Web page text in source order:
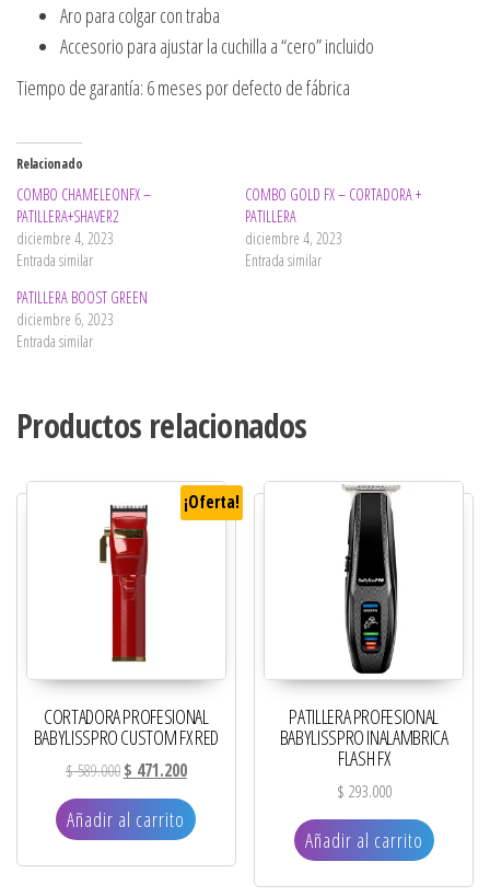
Aro para colgar con traba
Accesorio para ajustar la cuchilla a “cero” incluido
Tiempo de garantía: 6 meses por defecto de fábrica
Relacionado
COMBO CHAMELEONFX –
PATILLERA+SHAVER2
diciembre 4, 2023
Entrada similar
COMBO GOLD FX – CORTADORA +
PATILLERA
diciembre 4, 2023
Entrada similar
PATILLERA BOOST GREEN
diciembre 6, 2023
Entrada similar
Productos relacionados
¡Oferta!
CORTADORA PROFESIONAL
BABYLISSPRO CUSTOM FX RED
$589.000El precio original era: $ 589.000.
$ 471.200El precio actual es: $ 471.200.
Añadir al carrito
PATILLERA PROFESIONAL
BABYLISSPRO INALAMBRICA
FLASH FX
$ 293.000
Añadir al carrito